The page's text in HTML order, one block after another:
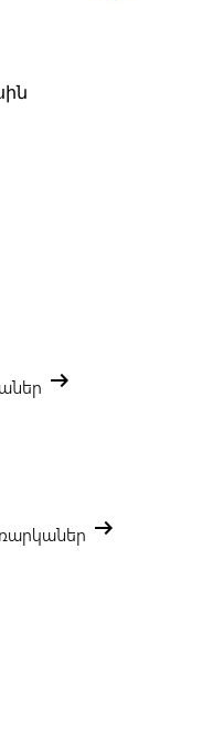
arrow_right_alt
arrow_right_alt